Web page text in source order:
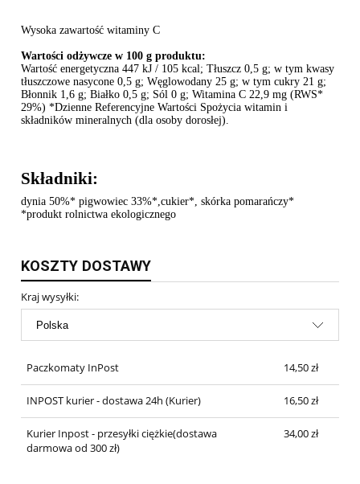
Wysoka zawartość witaminy C
Wartości odżywcze w 100 g produktu:
Wartość energetyczna 447 kJ / 105 kcal; Tłuszcz 0,5 g; w tym kwasy
tłuszczowe nasycone 0,5 g; Węglowodany 25 g; w tym cukry 21 g;
Błonnik 1,6 g; Białko 0,5 g; Sól 0 g; Witamina C 22,9 mg (RWS*
29%) *Dzienne Referencyjne Wartości Spożycia witamin i
składników mineralnych (dla osoby dorosłej).
Składniki:
dynia 50%* pigwowiec 33%*,cukier*, skórka pomarańczy*
*produkt rolnictwa ekologicznego
KOSZTY DOSTAWY
Kraj wysyłki:
Paczkomaty InPost 14,50 zł
INPOST kurier - dostawa 24h (Kurier) 16,50 zł
Kurier Inpost - przesyłki ciężkie(dostawa
darmowa od 300 zł)
34,00 zł